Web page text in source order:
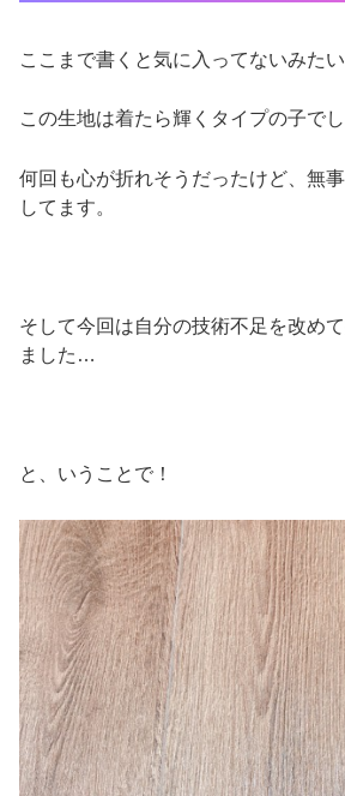
ここまで書くと気に入ってないみた
この生地は着たら輝くタイプの子でし
何回も心が折れそうだったけど、無
してます。
そして今回は自分の技術不足を改め
ました…
と、いうことで！